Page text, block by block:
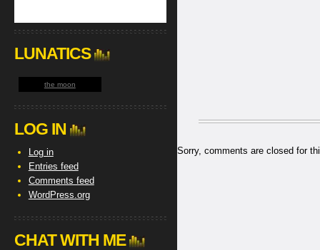
Sorry, comments are closed for
LUNATICS
the moon
LOG IN
Log in
Entries feed
Comments feed
WordPress.org
CHAT WITH ME